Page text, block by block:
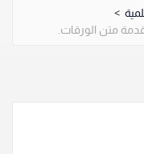
>
متن الورقات.